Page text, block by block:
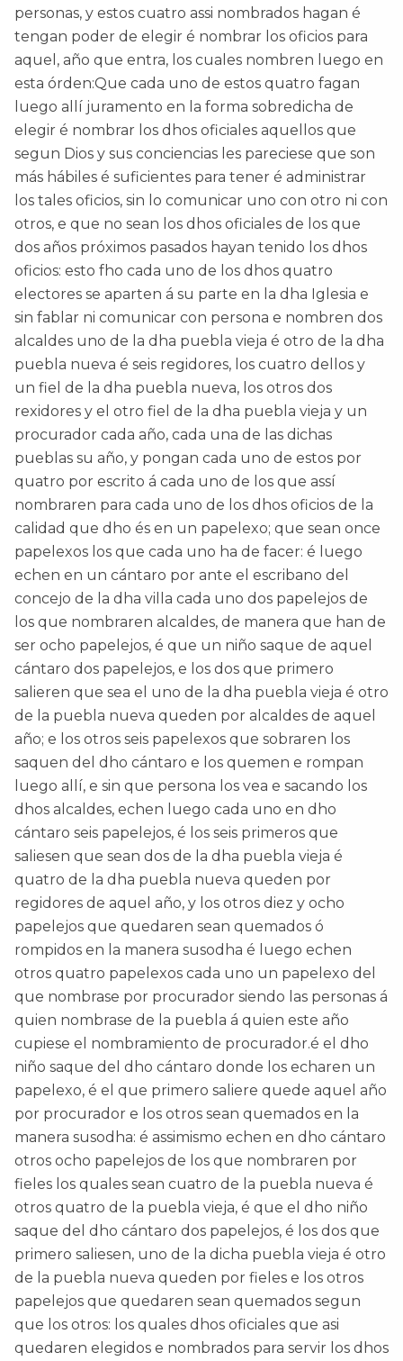
personas, y estos cuatro assi nombrados hagan é
tengan poder de elegir é nombrar los oficios para
aquel, año que entra, los cuales nombren luego en
esta órden:Que cada uno de estos quatro fagan
luego allí juramento en la forma sobredicha de
elegir é nombrar los dhos oficiales aquellos que
segun Dios y sus conciencias les pareciese que son
más hábiles é suficientes para tener é administrar
los tales oficios, sin lo comunicar uno con otro ni con
otros, e que no sean los dhos oficiales de los que
dos años próximos pasados hayan tenido los dhos
oficios: esto fho cada uno de los dhos quatro
electores se aparten á su parte en la dha Iglesia e
sin fablar ni comunicar con persona e nombren dos
alcaldes uno de la dha puebla vieja é otro de la dha
puebla nueva é seis regidores, los cuatro dellos y
un fiel de la dha puebla nueva, los otros dos
rexidores y el otro fiel de la dha puebla vieja y un
procurador cada año, cada una de las dichas
pueblas su año, y pongan cada uno de estos por
quatro por escrito á cada uno de los que assí
nombraren para cada uno de los dhos oficios de la
calidad que dho és en un papelexo; que sean once
papelexos los que cada uno ha de facer: é luego
echen en un cántaro por ante el escribano del
concejo de la dha villa cada uno dos papelejos de
los que nombraren alcaldes, de manera que han de
ser ocho papelejos, é que un niño saque de aquel
cántaro dos papelejos, e los dos que primero
salieren que sea el uno de la dha puebla vieja é otro
de la puebla nueva queden por alcaldes de aquel
año; e los otros seis papelexos que sobraren los
saquen del dho cántaro e los quemen e rompan
luego allí, e sin que persona los vea e sacando los
dhos alcaldes, echen luego cada uno en dho
cántaro seis papelejos, é los seis primeros que
saliesen que sean dos de la dha puebla vieja é
quatro de la dha puebla nueva queden por
regidores de aquel año, y los otros diez y ocho
papelejos que quedaren sean quemados ó
rompidos en la manera susodha é luego echen
otros quatro papelexos cada uno un papelexo del
que nombrase por procurador siendo las personas á
quien nombrase de la puebla á quien este año
cupiese el nombramiento de procurador.é el dho
niño saque del dho cántaro donde los echaren un
papelexo, é el que primero saliere quede aquel año
por procurador e los otros sean quemados en la
manera susodha: é assimismo echen en dho cántaro
otros ocho papelejos de los que nombraren por
fieles los quales sean cuatro de la puebla nueva é
otros quatro de la puebla vieja, é que el dho niño
saque del dho cántaro dos papelejos, é los dos que
primero saliesen, uno de la dicha puebla vieja é otro
de la puebla nueva queden por fieles e los otros
papelejos que quedaren sean quemados segun
que los otros: los quales dhos oficiales que asi
quedaren elegidos e nombrados para servir los dhos